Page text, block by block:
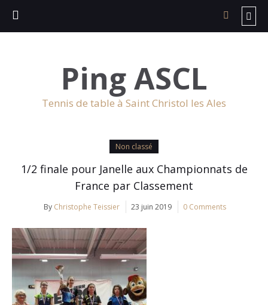
Ping ASCL
Tennis de table à Saint Christol les Ales
Non classé
1/2 finale pour Janelle aux Championnats de
France par Classement
By Christophe Teissier 23 juin 2019 0 Comments